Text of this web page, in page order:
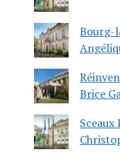
Bourg-
Brice
Sceaux